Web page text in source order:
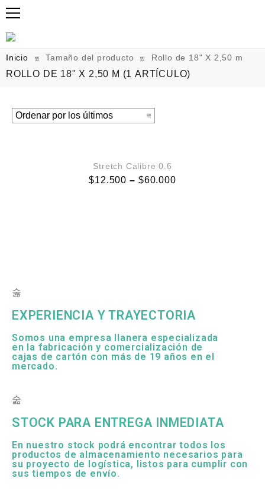
Inicio Tamaño del producto Rollo de 18" X 2,50 m
ROLLO DE 18" X 2,50 M (1 ARTÍCULO)
Stretch Calibre 0.6
$12.500 – $60.000
EXPERIENCIA Y TRAYECTORIA
Somos una empresa llanera especializada
en la fabricación y comercialización de
cajas de cartón con más de 19 años en el
mercado.
STOCK PARA ENTREGA INMEDIATA
En nuestro stock podrá encontrar todos los
productos de almacenamiento necesarios para
su proyecto de logística, listos para cumplir con
sus tiempos de envío.